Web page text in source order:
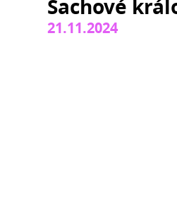
Šachové
21.11.2024